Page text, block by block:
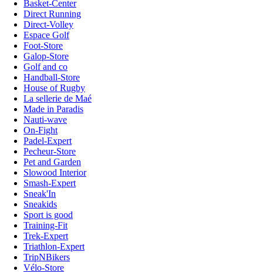
Basket-Center
Direct Running
Direct-Volley
Espace Golf
Foot-Store
Galop-Store
Golf and co
Handball-Store
House of Rugby
La sellerie de Maé
Made in Paradis
Nauti-wave
On-Fight
Padel-Expert
Pecheur-Store
Pet and Garden
Slowood Interior
Smash-Expert
Sneak'In
Sneakids
Sport is good
Training-Fit
Trek-Expert
Triathlon-Expert
TripNBikers
Vélo-Store